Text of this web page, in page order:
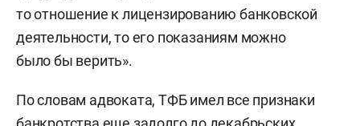
то отношение к лицензированию банковской
деятельности, то его показаниям можно
было бы верить».
По словам адвоката, ТФБ имел все признаки